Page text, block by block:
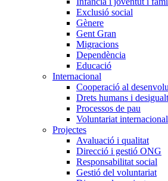
Exclusió social
Gènere
Gent Gran
Migracions
Dependència
Educació
Internacional
Cooperació al
Drets humans i
Processos de pau
Voluntariat internacional
Projectes
Avaluació i qualitat
Direcció i gestió ONG
Responsabilitat social
Gestió del voluntariat